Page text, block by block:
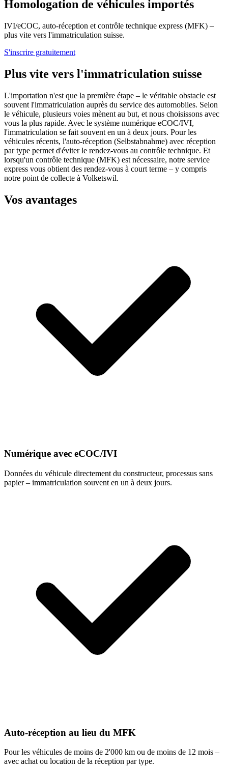
Homologation de véhicules importés
IVI/eCOC, auto-réception et contrôle technique express (MFK) –
plus vite vers l'immatriculation suisse.
S'inscrire gratuitement
Plus vite vers l'immatriculation suisse
L'importation n'est que la première étape – le véritable obstacle est
souvent l'immatriculation auprès du service des automobiles. Selon
le véhicule, plusieurs voies mènent au but, et nous choisissons avec
vous la plus rapide. Avec le système numérique eCOC/IVI,
l'immatriculation se fait souvent en un à deux jours. Pour les
véhicules récents, l'auto-réception (Selbstabnahme) avec réception
par type permet d'éviter le rendez-vous au contrôle technique. Et
lorsqu'un contrôle technique (MFK) est nécessaire, notre service
express vous obtient des rendez-vous à court terme – y compris
notre point de collecte à Volketswil.
Vos avantages
Numérique avec eCOC/IVI
Données du véhicule directement du constructeur, processus sans
papier – immatriculation souvent en un à deux jours.
Auto-réception au lieu du MFK
Pour les véhicules de moins de 2'000 km ou de moins de 12 mois –
avec achat ou location de la réception par type.